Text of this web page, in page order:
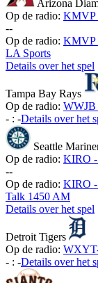
Arizona
Op de radio: KMVP
--
Op de radio: KMVP
LA Sports
Details over het spel
Tampa Bay Rays
Op de radio: WWJB
- : -Details over het
Seattle
Op de radio: KIRO -
--
Op de radio: KIRO -
Talk 1450 AM
Details over het spel
Detroit Tigers
Op de radio:
- : -Details over het